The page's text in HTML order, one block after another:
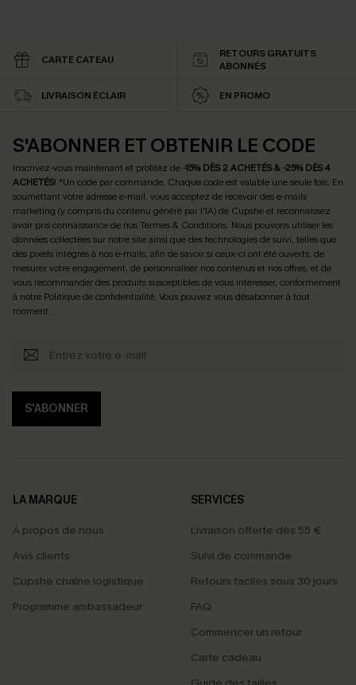
CARTE CATEAU
RETOURS GRATUITS
ABONNÉS
LIVRAISON ÉCLAIR EN PROMO
S'ABONNER ET OBTENIR LE CODE
Inscrivez-vous maintenant et profitez de -15% DÈS 2 ACHETÉS & -25% DÈS 4
ACHETÉS! *Un code par commande. Chaque code est valable une seule fois. En
soumettant votre adresse e-mail, vous acceptez de recevoir des e-mails
marketing (y compris du contenu généré par l'IA) de Cupshe et reconnaissez
avoir pris connaissance de nosTermes & Conditions. Nous pouvons utiliser les
données collectées sur notre site ainsi que des technologies de suivi, telles que
des pixels intégrés à nos e-mails, afin de savoir si ceux-ci ont été ouverts, de
mesurer votre engagement, de personnaliser nos contenus et nos offres, et de
vous recommander des produits susceptibles de vous intéresser, conformément
à notre Politique de confidentialité. Vous pouvez vous désabonner à tout
moment.
S'ABONNER
LA MARQUE
À propos de nous
Avis clients
Cupshe chaîne logistique
Programme ambassadeur
SERVICES
Livraison offerte dès 55 €
Suivi de commande
Retours faciles sous 30 jours
FAQ
Commencer un retour
Carte cadeau